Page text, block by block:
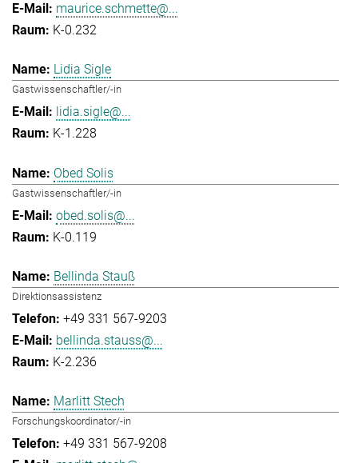
maurice.schmette@...
K-0.232
Lidia Sigle
Gastwissenschaftler/-in
lidia.sigle@...
K-1.228
Obed Solis
Gastwissenschaftler/-in
obed.solis@...
K-0.119
Bellinda Stauß
Direktionsassistenz
+49 331 567-9203
bellinda.stauss@...
K-2.236
Marlitt Stech
Forschungskoordinator/-in
+49 331 567-9208